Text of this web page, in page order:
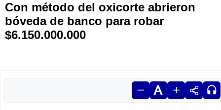
Con método del oxicorte abrieron
bóveda de banco para robar
$6.150.000.000